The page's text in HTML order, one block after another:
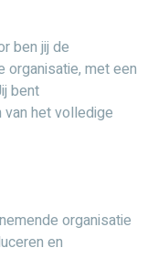
ben jij de
organisatie, met een
bent
het volledige
ervoor dat alles
houdt
leveringen,
op het juiste
signaleer
organisatie
en